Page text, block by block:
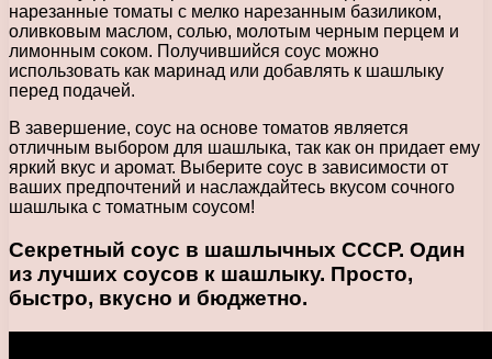
нарезанные томаты с мелко нарезанным базиликом,
оливковым маслом, солью, молотым черным перцем и
лимонным соком. Получившийся соус можно
использовать как маринад или добавлять к шашлыку
перед подачей.
В завершение, соус на основе томатов является
отличным выбором для шашлыка, так как он придает ему
яркий вкус и аромат. Выберите соус в зависимости от
ваших предпочтений и наслаждайтесь вкусом сочного
шашлыка с томатным соусом!
Секретный соус в шашлычных СССР. Один
из лучших соусов к шашлыку. Просто,
быстро, вкусно и бюджетно.